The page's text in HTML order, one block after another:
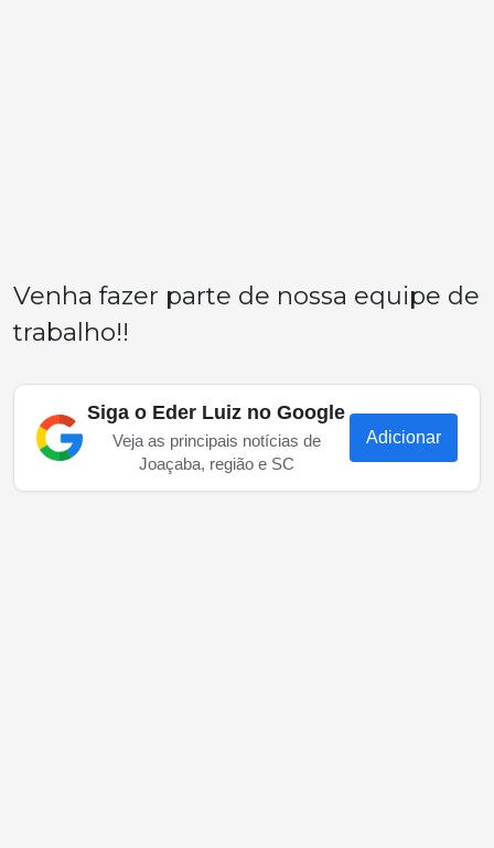
Venha fazer parte de nossa equipe de
trabalho!!
Siga o Eder Luiz no Google
Veja as principais notícias de
Joaçaba, região e SC
Adicionar